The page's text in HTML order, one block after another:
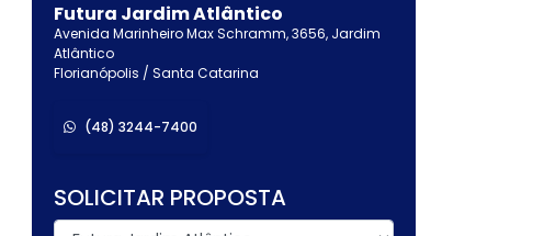
Futura Jardim Atlântico
Avenida Marinheiro Max Schramm, 3656, Jardim
Atlântico
Florianópolis / Santa Catarina
(48) 3244-7400
SOLICITAR PROPOSTA